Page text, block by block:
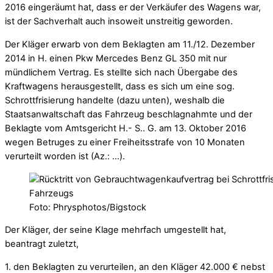
2016 eingeräumt hat, dass er der Verkäufer des Wagens war,
ist der Sachverhalt auch insoweit unstreitig geworden.
Der Kläger erwarb von dem Beklagten am 11./12. Dezember
2014 in H. einen Pkw Mercedes Benz GL 350 mit nur
mündlichem Vertrag. Es stellte sich nach Übergabe des
Kraftwagens herausgestellt, dass es sich um eine sog.
Schrottfrisierung handelte (dazu unten), weshalb die
Staatsanwaltschaft das Fahrzeug beschlagnahmte und der
Beklagte vom Amtsgericht H.- S.. G. am 13. Oktober 2016
wegen Betruges zu einer Freiheitsstrafe von 10 Monaten
verurteilt worden ist (Az.: …).
Foto: Phrysphotos/Bigstock
Der Kläger, der seine Klage mehrfach umgestellt hat,
beantragt zuletzt,
1. den Beklagten zu verurteilen, an den Kläger 42.000 € nebst